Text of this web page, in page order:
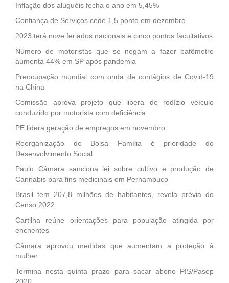
Inflação dos aluguéis fecha o ano em 5,45%
Confiança de Serviços cede 1,5 ponto em dezembro
2023 terá nove feriados nacionais e cinco pontos facultativos
Número de motoristas que se negam a fazer bafômetro
aumenta 44% em SP após pandemia
Preocupação mundial com onda de contágios de Covid-19
na China
Comissão aprova projeto que libera de rodízio veículo
conduzido por motorista com deficiência
PE lidera geração de empregos em novembro
Reorganização do Bolsa Família é prioridade do
Desenvolvimento Social
Paulo Câmara sanciona lei sobre cultivo e produção de
Cannabis para fins medicinais em Pernambuco
Brasil tem 207,8 milhões de habitantes, revela prévia do
Censo 2022
Cartilha reúne orientações para população atingida por
enchentes
Câmara aprovou medidas que aumentam a proteção à
mulher
Termina nesta quinta prazo para sacar abono PIS/Pasep